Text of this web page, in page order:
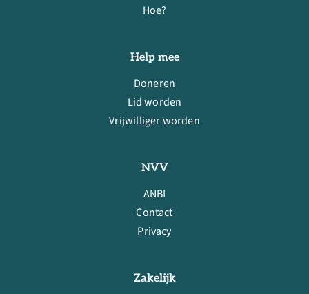
Hoe?
Help mee
Doneren
Lid worden
Vrijwilliger worden
NVV
ANBI
Contact
Privacy
Zakelijk